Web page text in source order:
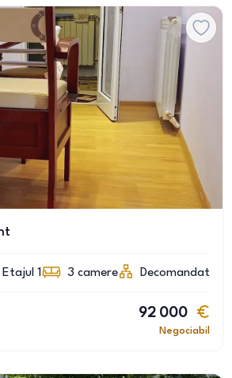
Etajul 1 3 camere Decomandat
92 000
Negociabil